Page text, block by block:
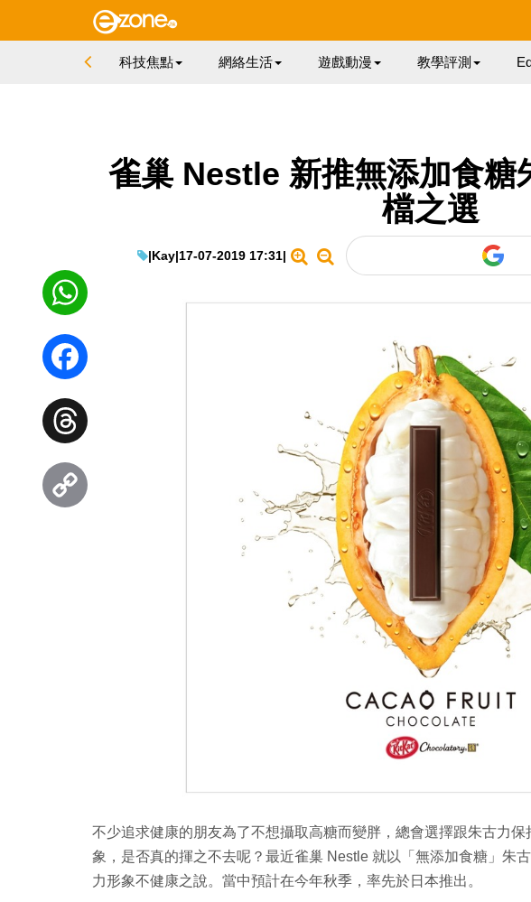
科技焦點 網絡生活 遊戲動漫 教學評測
雀巢 Nestle 新推無添加食糖
檔之選
|Kay|17-07-2019 17:31|
不少追求健康的朋友為了不想攝取高糖而變胖，總會選擇跟朱古力
象，是否真的揮之不去呢？最近雀巢 Nestle 就以「無添加食糖」朱
力形象不健康之說。當中預計在今年秋季，率先於日本推出。
WhatsApp
Facebook
Threads